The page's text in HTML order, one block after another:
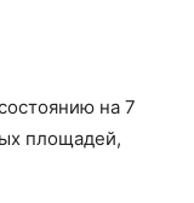
на 7
площадей,